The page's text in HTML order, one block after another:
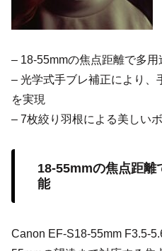
– 18-55mmの焦点距離で多
– 光学式手ブレ補正により、
を実現
– 7枚絞り羽根による美しい
18-55mmの焦点距離
能
Canon EF-S18-55mm F3.5-